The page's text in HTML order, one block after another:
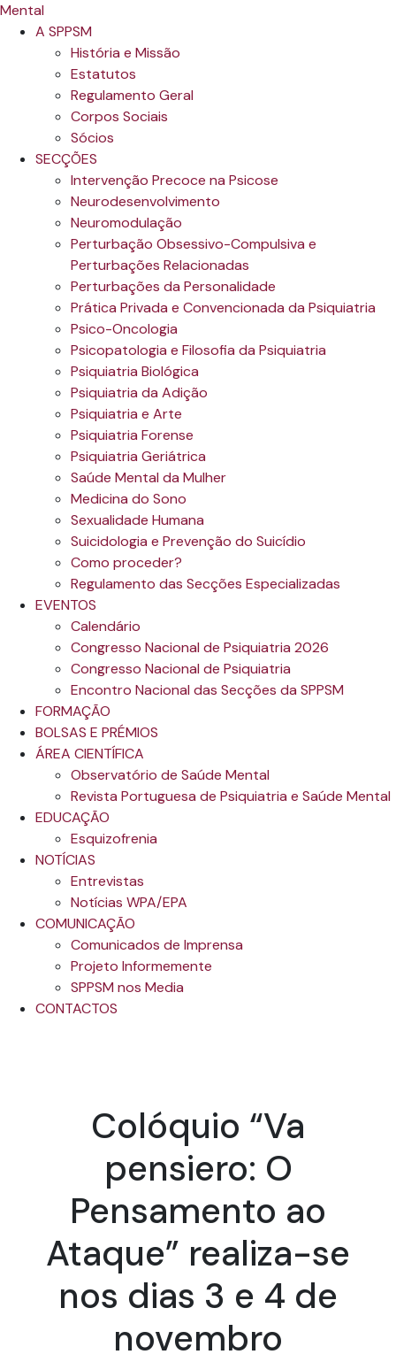
A SPPSM
História e Missão
Estatutos
Regulamento Geral
Corpos Sociais
Sócios
SECÇÕES
Intervenção Precoce na Psicose
Neurodesenvolvimento
Neuromodulação
Perturbação Obsessivo-Compulsiva e
Perturbações Relacionadas
Perturbações da Personalidade
Prática Privada e Convencionada da Psiquiatria
Psico-Oncologia
Psicopatologia e Filosofia da Psiquiatria
Psiquiatria Biológica
Psiquiatria da Adição
Psiquiatria e Arte
Psiquiatria Forense
Psiquiatria Geriátrica
Saúde Mental da Mulher
Medicina do Sono
Sexualidade Humana
Suicidologia e Prevenção do Suicídio
Como proceder?
Regulamento das Secções Especializadas
EVENTOS
Calendário
Congresso Nacional de Psiquiatria 2026
Congresso Nacional de Psiquiatria
Encontro Nacional das Secções da SPPSM
FORMAÇÃO
BOLSAS E PRÉMIOS
ÁREA CIENTÍFICA
Observatório de Saúde Mental
Revista Portuguesa de Psiquiatria e Saúde Mental
EDUCAÇÃO
Esquizofrenia
NOTÍCIAS
Entrevistas
Notícias WPA/EPA
COMUNICAÇÃO
Comunicados de Imprensa
Projeto Informemente
SPPSM nos Media
CONTACTOS
Colóquio “Va
pensiero: O
Pensamento ao
Ataque” realiza-se
nos dias 3 e 4 de
novembro